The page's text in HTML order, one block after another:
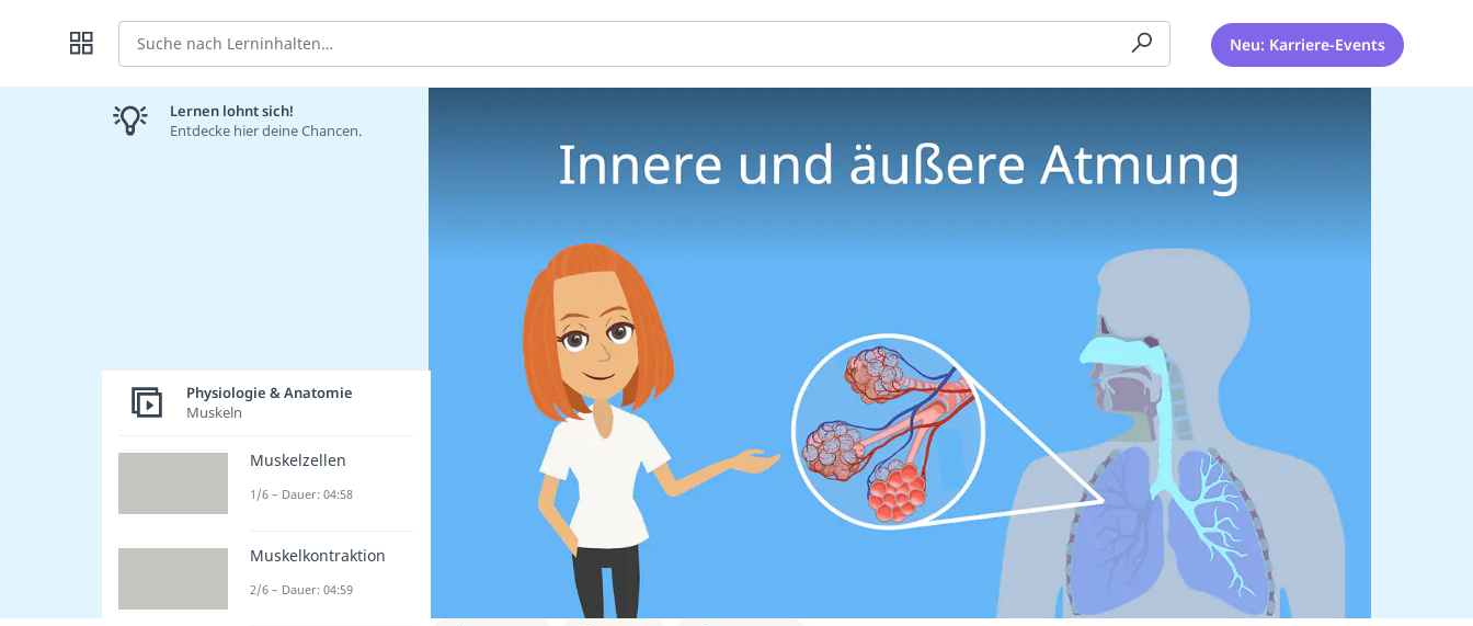
Suche Neu: Karriere-Events
Lernen lohnt sich!
Entdecke hier deine Chancen.
Physiologie & Anatomie
Muskeln
Muskelzellen
1/6 – Dauer: 04:58
Muskelkontraktion
2/6 – Dauer: 04:59